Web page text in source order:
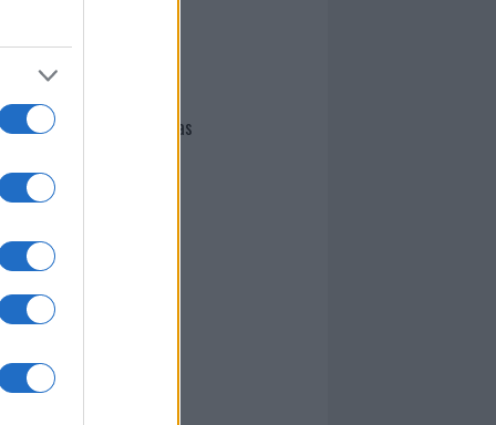
Giovannimaria Cabras